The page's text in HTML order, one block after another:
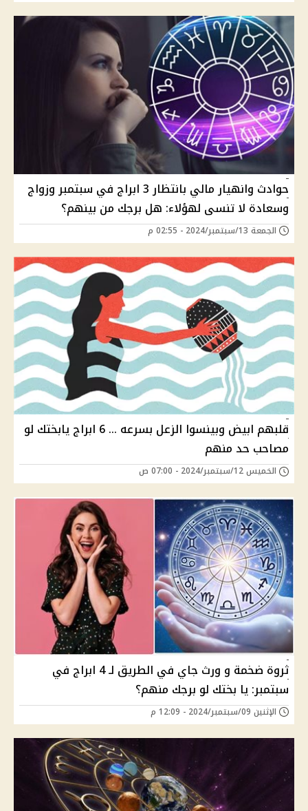
حوادث وانهيار مالي بانتظار 3 ابراج في سبتمبر وزواج
وسعادة لا تنسى لهؤلاء: هل برجك من بينهم؟
الجمعة 13/سبتمبر/2024 - 02:55 م
قلبهم ابيض وبينسوا الزعل بسرعه ... 6 ابراج يابختك لو
مصاحب حد منهم
الخميس 12/سبتمبر/2024 - 07:00 ص
ثروة ضخمة و ورث جاي في الطريق لـ 4 ابراج في
سبتمبر: يا بختك لو برجك منهم؟
الإثنين 09/سبتمبر/2024 - 12:09 م